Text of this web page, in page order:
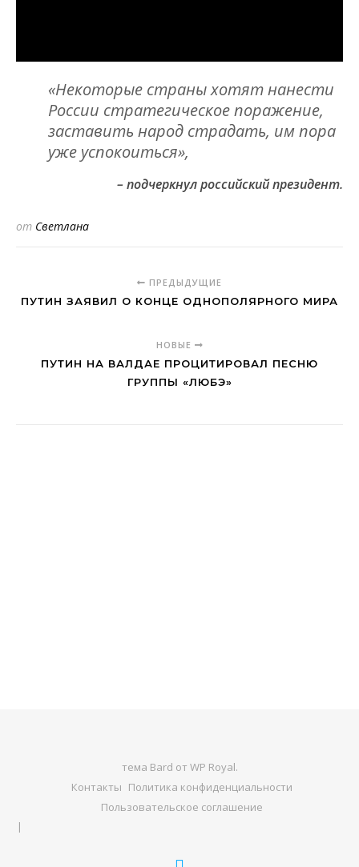
«Некоторые страны хотят нанести
России стратегическое поражение,
заставить народ страдать, им пора
уже успокоиться»,
– подчеркнул российский президент.
от Светлана
ПРЕДЫДУЩИЕ
ПУТИН ЗАЯВИЛ О КОНЦЕ ОДНОПОЛЯРНОГО МИРА
НОВЫЕ
ПУТИН НА ВАЛДАЕ ПРОЦИТИРОВАЛ ПЕСНЮ
ГРУППЫ «ЛЮБЭ»
тема Bard от WP Royal.
Контакты Политика конфиденциальности
Пользовательское соглашение